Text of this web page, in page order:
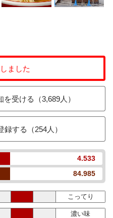
ました
受ける（3,689人）
する（254人）
4.533
84.985
こってり
濃い味